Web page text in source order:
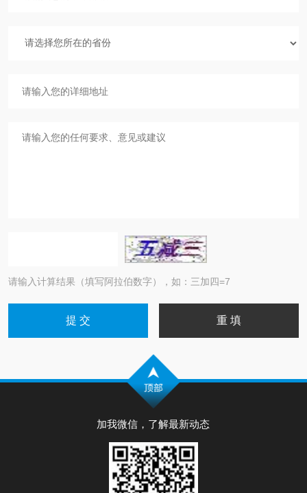
请输入计算结果（填写阿拉伯数字），如：三加四=7
加我微信，了解最新动态